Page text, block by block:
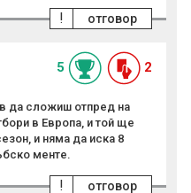
отговор
!
5 2
да сложиш отпред на
в Европа, и той ще
и няма да иска 8
менте.
отговор
!